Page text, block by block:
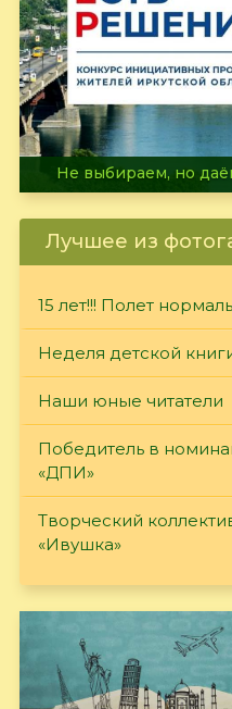
В огне не горит, в воде
Лучшее из
15 лет!!! Полет
Неделя детской
Наши юные читатели
Победитель в
«ДПИ»
Творческий
«Ивушка»